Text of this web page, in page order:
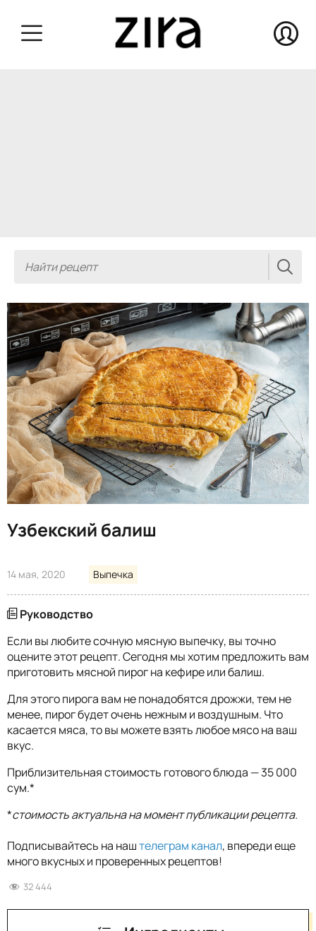
Узбекский балиш
14 мая, 2020 Выпечка
Руководство
Если вы любите сочную мясную выпечку, вы точно
оцените этот рецепт. Сегодня мы хотим предложить вам
приготовить мясной пирог на кефире или балиш.
Для этого пирога вам не понадобятся дрожжи, тем не
менее, пирог будет очень нежным и воздушным. Что
касается мяса, то вы можете взять любое мясо на ваш
вкус.
Приблизительная стоимость готового блюда — 35 000
сум.*
*стоимость актуальна на момент публикации рецепта.
Подписывайтесь на наштелеграм канал, впереди еще
много вкусных и проверенных рецептов!
32 444